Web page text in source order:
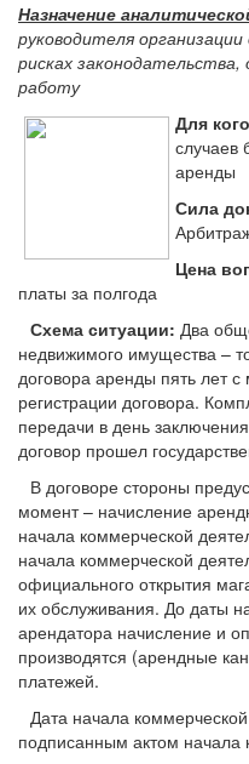
Назначение
руководителя
рисках
работу
Для
случаев
аренды
Сила
Цена
платы за полгода
Схема ситуации: Два
недвижимого имущества –
договора аренды пять лет
регистрации договора.
передачи в день
договор прошел
В договоре стороны
момент – начисление
начала коммерческой
начала коммерческой
официального открытия
их обслуживания. До даты
арендатора начисление и
производятся (арендные
платежей.
Дата начала
подписанным актом начала